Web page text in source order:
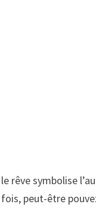
rêve symbolise
peut-être